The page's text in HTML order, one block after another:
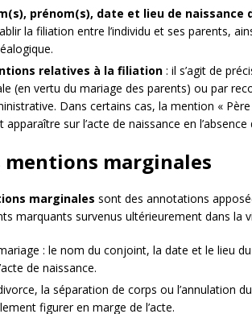
prénom(s), date et lieu de naissance
la filiation entre l’individu et ses parents,
relatives à la filiation : il s’agit de
(en vertu du mariage des parents) ou par
Dans certains cas, la mention «
apparaître sur l’acte de naissance en
mentions marginales
marginales sont des annotations
marquants survenus ultérieurement dans la
: le nom du conjoint, la date et le lieu
de naissance.
la séparation de corps ou l’annulation
figurer en marge de l’acte.